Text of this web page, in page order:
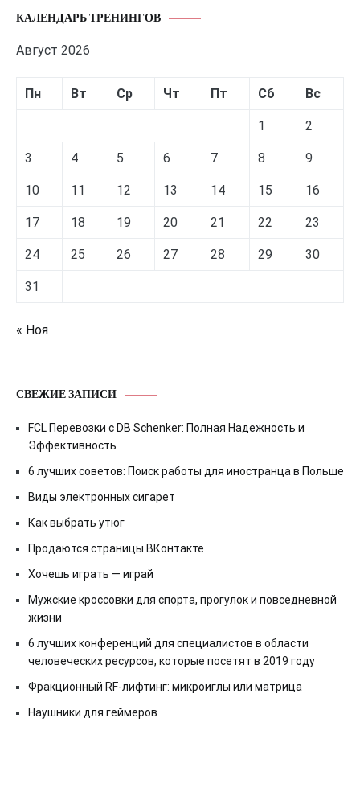
КАЛЕНДАРЬ ТРЕНИНГОВ
Август 2026
Пн Вт Ср Чт Пт Сб Вс
1 2
3 4 5 6 7 8 9
10 11 12 13 14 15 16
17 18 19 20 21 22 23
24 25 26 27 28 29 30
31
« Ноя
СВЕЖИЕ ЗАПИСИ
FCL Перевозки с DB Schenker: Полная Надежность и
Эффективность
6 лучших советов: Поиск работы для иностранца в Польше
Виды электронных сигарет
Как выбрать утюг
Продаются страницы ВКонтакте
Хочешь играть — играй
Мужские кроссовки для спорта, прогулок и повседневной
жизни
6 лучших конференций для специалистов в области
человеческих ресурсов, которые посетят в 2019 году
Фракционный RF-лифтинг: микроиглы или матрица
Наушники для геймеров